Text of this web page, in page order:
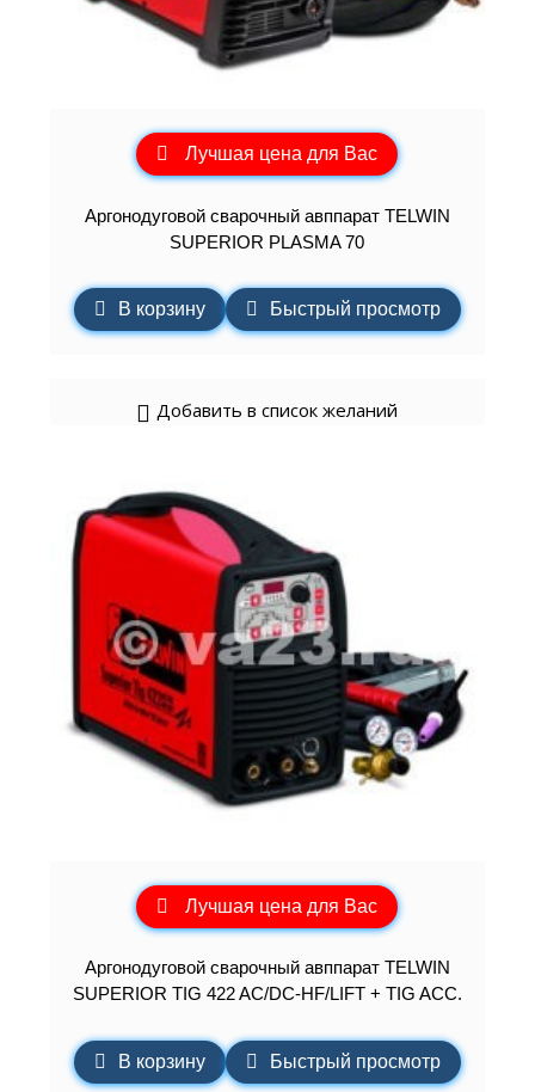
Лучшая цена для Вас
Аргонодуговой сварочный авппарат TELWIN
SUPERIOR PLASMA 70
В корзину Быстрый просмотр
Добавить в список желаний
Лучшая цена для Вас
Аргонодуговой сварочный авппарат TELWIN
SUPERIOR TIG 422 AC/DC-HF/LIFT + TIG ACC.
В корзину Быстрый просмотр